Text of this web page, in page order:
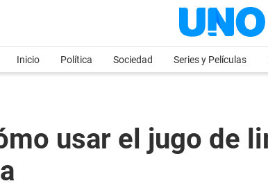
Inicio Política Sociedad Series y Películas
usar el jugo de